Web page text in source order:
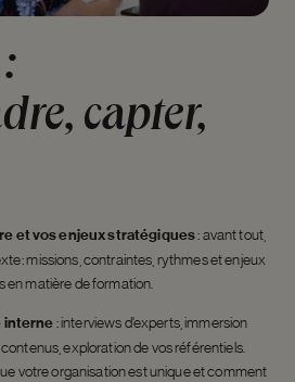
:
capter,
et vos enjeux stratégiques:avant tout,
: missions, contraintes, rythmes et enjeux
en matière de formation.
interne:interviews d’experts, immersion
exploration de vos référentiels.
votre organisation est unique et comment